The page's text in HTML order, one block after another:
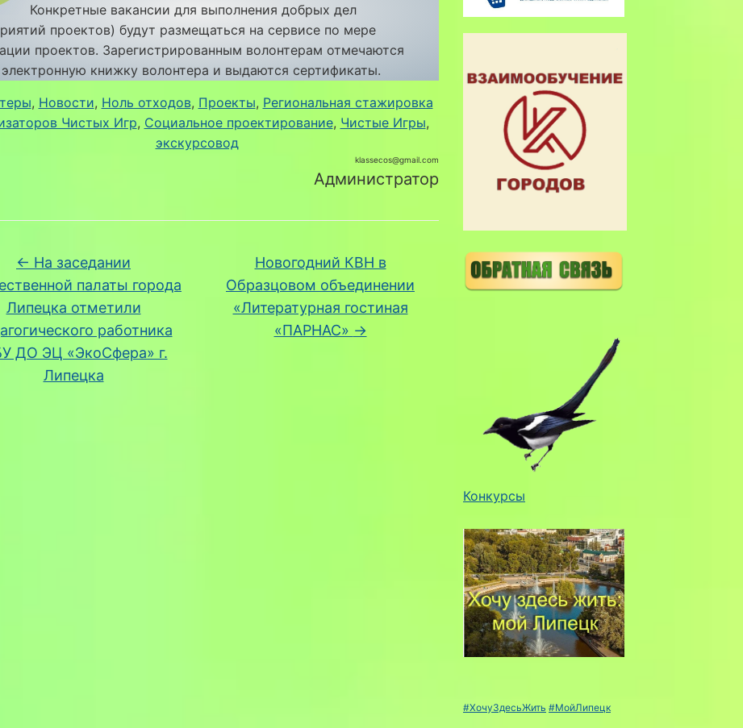
Конкретные вакансии для выполнения добрых дел
проектов) будут размещаться на сервисе по мере
проектов. Зарегистрированным волонтерам отмечаются
книжку волонтера и выдаются сертификаты.
, Новости, Ноль отходов, Проекты, Региональная стажировка
Чистых Игр, Социальное проектирование, Чистые Игры
экскурсовод
klassecos@gmail.com
Администратор
← На заседании
палаты города
Липецка отметили
работника
ДО ЭЦ «ЭкоСфера» г.
Липецка
Новогодний КВН в
Образцовом объединении
«Литературная гостиная
«ПАРНАС» →
Конкурсы
#ХочуЗдесьЖить #МойЛипецк